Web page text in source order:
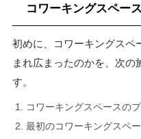
コワーキングスペー
初めに、コワーキングスペ
まれ広まったのかを、次の
す。
コワーキングスペースの
最初のコワーキングスペ